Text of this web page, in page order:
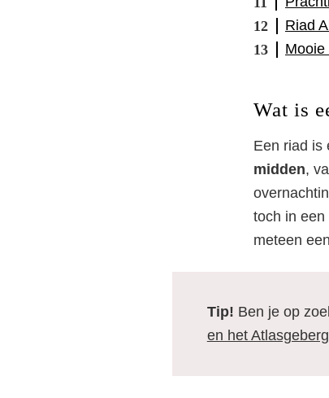
Riad
Mooie
Wat is
Een riad is
midden,
toch in
meteen
Tip! Ben je op
en het